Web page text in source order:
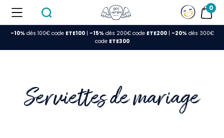
0
-10% dès 100€ code ETE100| -15% dès 200€ code ETE200| -20% dès 300€
code ETE300
Serviettes de mariage